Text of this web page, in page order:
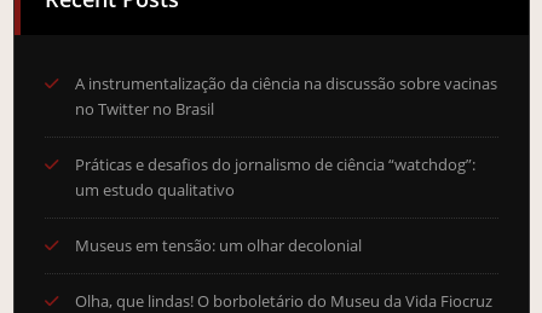
A instrumentalização da ciência na discussão sobre vacinas
no Twitter no Brasil
Práticas e desafios do jornalismo de ciência “watchdog”:
um estudo qualitativo
Museus em tensão: um olhar decolonial
Olha, que lindas! O borboletário do Museu da Vida Fiocruz